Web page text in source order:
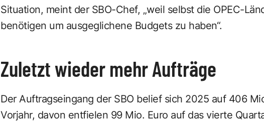
Situation, meint der SBO-Chef, „weil selbst die OPEC-
benötigen um ausgeglichene Budgets zu haben“.
Zuletzt wieder mehr Aufträge
Der Auftragseingang der SBO belief sich 2025 auf 406
Vorjahr, davon entfielen 99 Mio. Euro auf das vierte